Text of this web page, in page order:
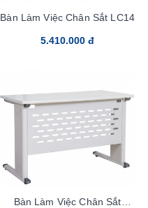
Bàn Làm Việc Chân Sắt LC14
5.410.000 đ
Bàn Làm Việc Chân Sắt